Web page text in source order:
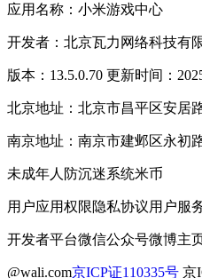
应用名称：小米游戏中心
开发者：北京瓦力网络科技有
版本：13.5.0.70 更新时间：
北京地址：北京市昌平区安居
南京地址：南京市建邺区永初
未成年人防沉迷系统米币
用户应用权限隐私协议用户服
开发者平台微信公众号微博主
@wali.com京ICP证110335号 京